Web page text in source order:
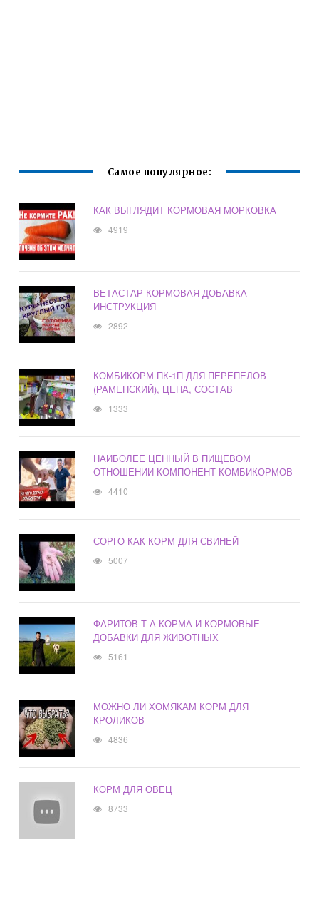
Самое популярное:
КАК ВЫГЛЯДИТ КОРМОВАЯ МОРКОВКА
4919
ВЕТАСТАР КОРМОВАЯ ДОБАВКА
ИНСТРУКЦИЯ
2892
КОМБИКОРМ ПК-1П ДЛЯ ПЕРЕПЕЛОВ
(РАМЕНСКИЙ), ЦЕНА, СОСТАВ
1333
НАИБОЛЕЕ ЦЕННЫЙ В ПИЩЕВОМ
ОТНОШЕНИИ КОМПОНЕНТ КОМБИКОРМОВ
4410
СОРГО КАК КОРМ ДЛЯ СВИНЕЙ
5007
ФАРИТОВ Т А КОРМА И КОРМОВЫЕ
ДОБАВКИ ДЛЯ ЖИВОТНЫХ
5161
МОЖНО ЛИ ХОМЯКАМ КОРМ ДЛЯ
КРОЛИКОВ
4836
КОРМ ДЛЯ ОВЕЦ
8733